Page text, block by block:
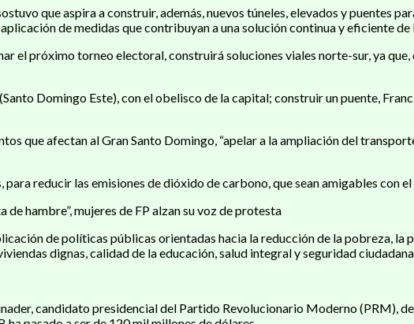
que aspira a construir, además, nuevos túneles, elevados y puentes
de medidas que contribuyan a una solución continua y eficiente
el próximo torneo electoral, construirá soluciones viales norte-sur, ya
Domingo Este), con el obelisco de la capital; construir un puente,
que afectan al Gran Santo Domingo, “apelar a la ampliación del
reducir las emisiones de dióxido de carbono, que sean amigables con
hambre”, mujeres de FP alzan su voz de protesta
de políticas públicas orientadas hacia la reducción de la pobreza, la
dignas, calidad de la educación, salud integral y seguridad
candidato presidencial del Partido Revolucionario Moderno (PRM),